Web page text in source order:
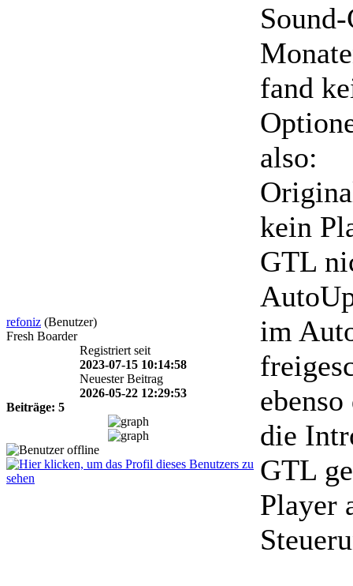
refoniz (Benutzer)
Fresh Boarder
Registriert seit
2023-07-15 10:14:58
Neuester Beitrag
2026-05-22 12:29:53
Beiträge: 5
fand
also:
kein
GTL
im
die
GTL
Player